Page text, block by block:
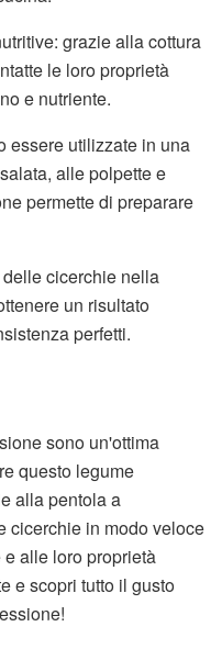
grazie alla cottura
le loro proprietà
e nutriente.
essere utilizzate in una
alle polpette e
permette di preparare
cicerchie nella
un risultato
perfetti.
sono un'ottima
questo legume
alla pentola a
cicerchie in modo veloce
alle loro proprietà
e scopri tutto il gusto